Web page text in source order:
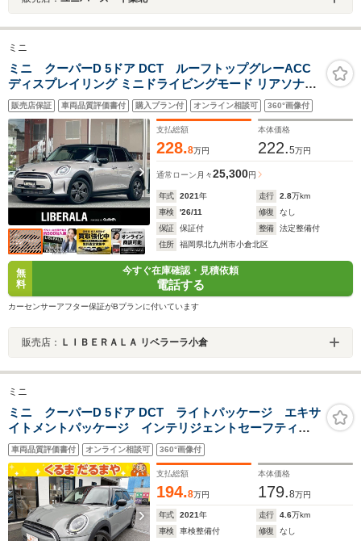
ミニ
ミニ クーパーD 5ドア DCT ルーフトップグレーACC
ディスプレイリング ミニドライビングモード リアソナー
Bカメラ ハーフレザーシート Applecarplay/Bluetooth 純
正LEDヘッドライト 純正16インチAW スマートキー
販売店保証 車両品質評価書付 購入プラン付 オンライン相談可 360°画像付
支払総額
228.8万円
本体価格
222.5万円
通常ローン 月々25,300円
年式 2021年 走行 2.8万km
車検
'26/11 修復
なし
保証
保証付 整備
法定整備付
住所
福岡県北九州市小倉北区
無
料
今すぐ在庫確認・見積依頼
電話する
カーセンサーアフター保証がBプランに付いています
販売店： ＬＩＢＥＲＡＬＡ リベラーラ小倉
ミニ
ミニ クーパーD 5ドア DCT ライトパッケージ エキサ
イトメントパッケージ インテリジェントセーフティ
アクティブクルーズコントロール パークディスタンス
コントロール リアカメラ AppleCarPiay カラー
No.B71 ムーンウォークグレー
車両品質評価書付 オンライン相談可 360°画像付
支払総額
194.8万円
本体価格
179.8万円
年式 2021年 走行 4.6万km
車検
車検整備付 修復
なし